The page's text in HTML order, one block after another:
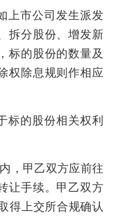
上市公司发生派发
拆分股份、增发新
标的股份的数量及
权除息规则作相应
标的股份相关权利
，甲乙双方应前往
让手续。甲乙双方
得上交所合规确认